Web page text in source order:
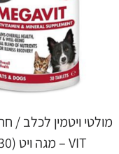
VIT – מגה ויט (30 יח')